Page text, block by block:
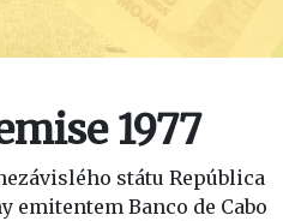
1977
státu República
emitentem Banco de Cabo